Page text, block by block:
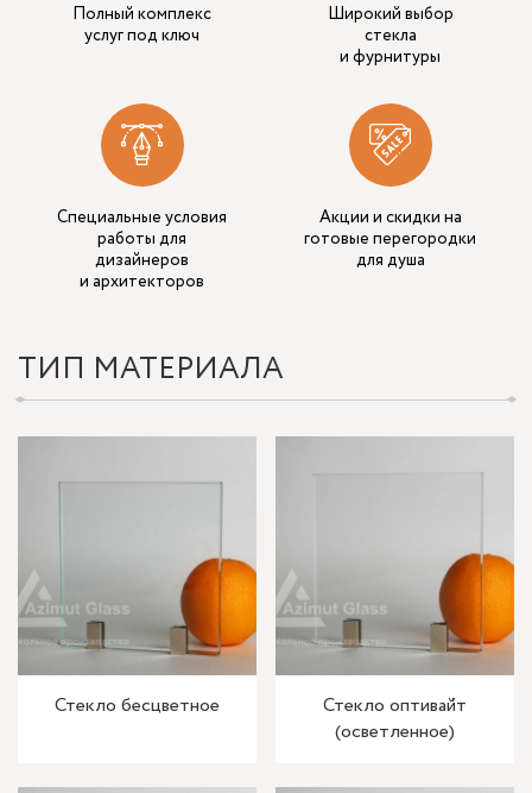
Полный комплекс
услуг под ключ
Широкий выбор
стекла
и фурнитуры
Специальные условия
работы для
дизайнеров
и архитекторов
Акции и скидки на
готовые перегородки
для душа
ТИП МАТЕРИАЛА
Стекло бесцветное
Стекло оптивайт
(осветленное)